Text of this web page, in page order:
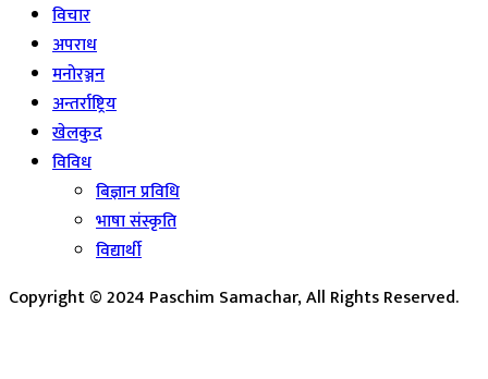
विचार
अपराध
मनोरञ्जन
अन्तर्राष्ट्रिय
खेलकुद
विविध
बिज्ञान प्रविधि
भाषा संस्कृति
विद्यार्थी
Copyright © 2024 Paschim Samachar, All Rights Reserved.